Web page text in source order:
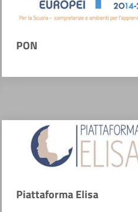
PON
Piattaforma Elisa